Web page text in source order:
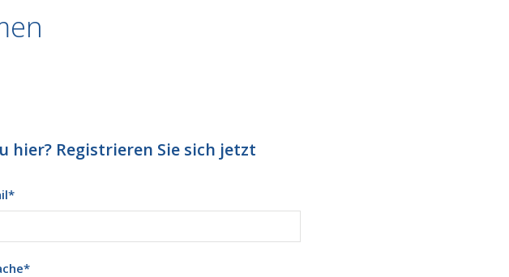
hier? Registrieren Sie sich jetzt
*
*